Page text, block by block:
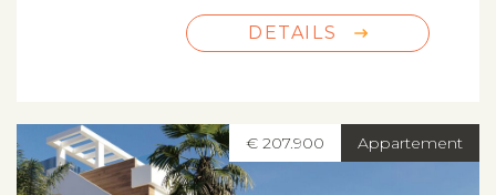
DETAILS
Appartement
€ 207.900